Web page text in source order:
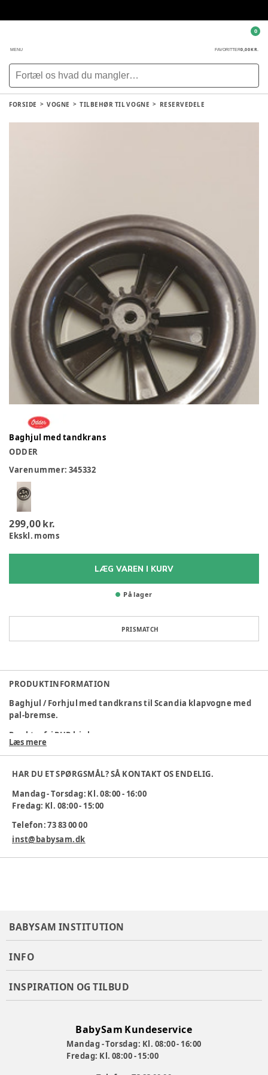
MENU FAVORITTER0,00 KR.
0
FORSIDE VOGNE TILBEHØR TIL VOGNE RESERVEDELE
Baghjul med tandkrans
ODDER
Varenummer: 345332
299,00 kr.
Ekskl. moms
LÆG VAREN I KURV
På lager
PRISMATCH
PRODUKTINFORMATION
Baghjul / Forhjul med tandkrans til Scandia klapvogne med
pal-bremse.
Punkterfri PUR hjul.
Varenummer:345332
Læs mere
HAR DU ET SPØRGSMÅL? SÅ KONTAKT OS ENDELIG.
Mandag - Torsdag: Kl. 08:00 - 16:00
Fredag: Kl. 08:00 - 15:00
Telefon: 73 83 00 00
inst@babysam.dk
BABYSAM INSTITUTION
INFO
INSPIRATION OG TILBUD
BabySam Kundeservice
Mandag - Torsdag: Kl. 08:00 - 16:00
Fredag: Kl. 08:00 - 15:00